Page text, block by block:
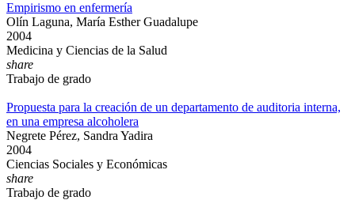
Empirismo en enfermería
Olín Laguna, María Esther Guadalupe
2004
Medicina y Ciencias de la Salud
share
Trabajo de grado
Propuesta para la creación de un departamento de auditoria interna,
en una empresa alcoholera
Negrete Pérez, Sandra Yadira
2004
Ciencias Sociales y Económicas
share
Trabajo de grado